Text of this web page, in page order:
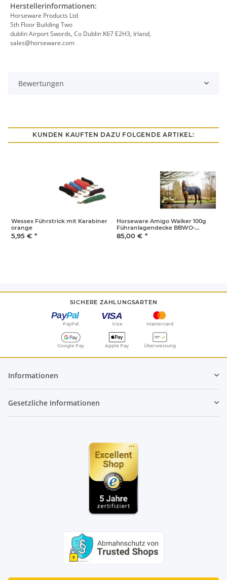
Herstellerinformationen:
Horseware Products Ltd
5th Floor Building Two
dublin Airport Swords, Co Dublin K67 E2H3, Irland,
sales@horseware.com
Bewertungen
KUNDEN KAUFTEN DAZU FOLGENDE ARTIKEL:
Wessex Führstrick mit Karabiner
orange
5,95 € *
Horseware Amigo Walker 100g
Führanlagendecke BBWO-
navy/navy M-130-140cm
Rückenlänge
85,00 € *
SICHERE ZAHLUNGSARTEN
PayPal Visa Mastercard
Google Pay Apple Pay Überweisung
Informationen
Gesetzliche Informationen